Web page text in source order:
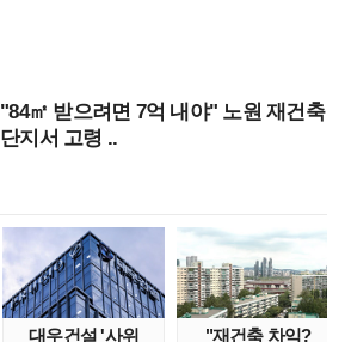
"84㎡ 받으려면 7억 내야" 노원 재건축
단지서 고령 ..
대우건설 '사위 "재건축 차익?